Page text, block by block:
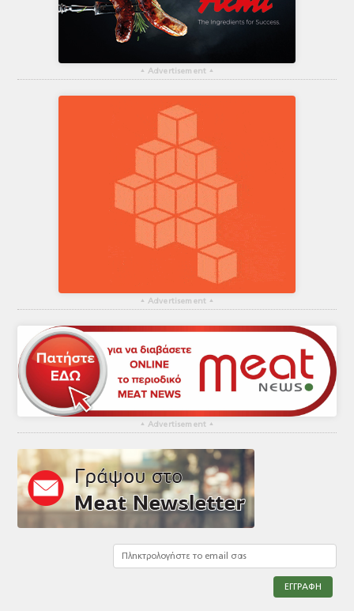
▴ Advertisement ▴
▴ Advertisement ▴
▴ Advertisement ▴